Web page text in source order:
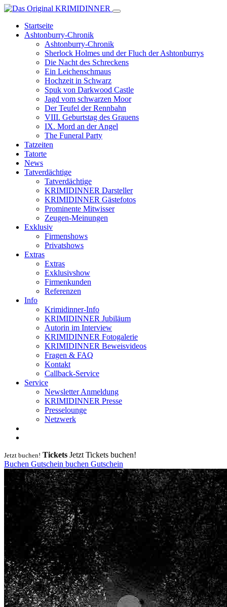
Startseite
Ashtonburry-Chronik
Ashtonburry-Chronik
Sherlock Holmes und der Fluch der Ashtonburrys
Die Nacht des Schreckens
Ein Leichenschmaus
Hochzeit in Schwarz
Spuk von Darkwood Castle
Jagd vom schwarzen Moor
Der Teufel der Rennbahn
VIII. Geburtstag des Grauens
IX. Mord an der Angel
The Funeral Party
Tatzeiten
Tatorte
News
Tatverdächtige
Tatverdächtige
KRIMIDINNER Darsteller
KRIMIDINNER Gästefotos
Prominente Mitwisser
Zeugen-Meinungen
Exklusiv
Firmenshows
Privatshows
Extras
Extras
Exklusivshow
Firmenkunden
Referenzen
Info
Krimidinner-Info
KRIMIDINNER Jubiläum
Autorin im Interview
KRIMIDINNER Fotogalerie
KRIMIDINNER Beweisvideos
Fragen & FAQ
Kontakt
Callback-Service
Service
Newsletter Anmeldung
KRIMIDINNER Presse
Presselounge
Netzwerk
Jetzt buchen! Tickets Jetzt Tickets buchen!
Buchen Gutschein buchen Gutschein